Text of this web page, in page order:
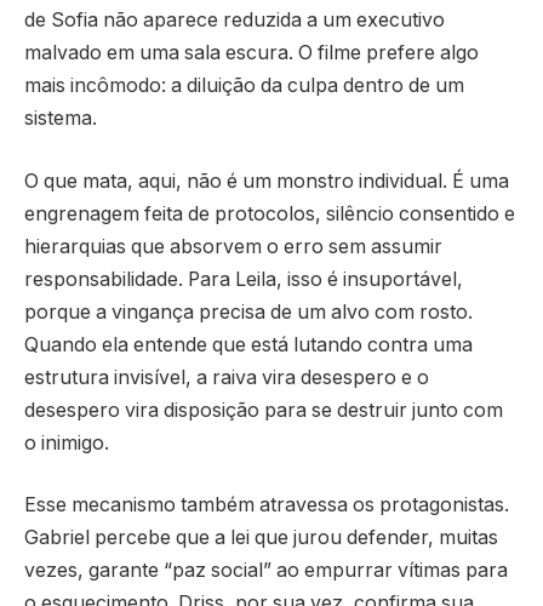
de Sofia não aparece reduzida a um executivo
malvado em uma sala escura. O filme prefere algo
mais incômodo: a diluição da culpa dentro de um
sistema.
O que mata, aqui, não é um monstro individual. É uma
engrenagem feita de protocolos, silêncio consentido e
hierarquias que absorvem o erro sem assumir
responsabilidade. Para Leila, isso é insuportável,
porque a vingança precisa de um alvo com rosto.
Quando ela entende que está lutando contra uma
estrutura invisível, a raiva vira desespero e o
desespero vira disposição para se destruir junto com
o inimigo.
Esse mecanismo também atravessa os protagonistas.
Gabriel percebe que a lei que jurou defender, muitas
vezes, garante “paz social” ao empurrar vítimas para